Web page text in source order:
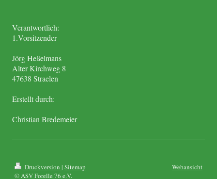
Verantwortlich:
1.Vorsitzender
JörgHeßelmans
Alter Kirchweg 8
47638 Straelen
Erstellt durch:
Christian Bredemeier
Druckversion | Sitemap
© ASV Forelle 76 e.V.
Webansicht